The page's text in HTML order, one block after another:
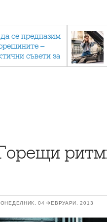
се предпазим
–
съвети за
лято
04 ФЕВРУАРИ, 2013